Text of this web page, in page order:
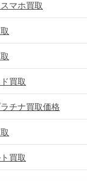
マホ買取
買取
チナ買取価格
買取